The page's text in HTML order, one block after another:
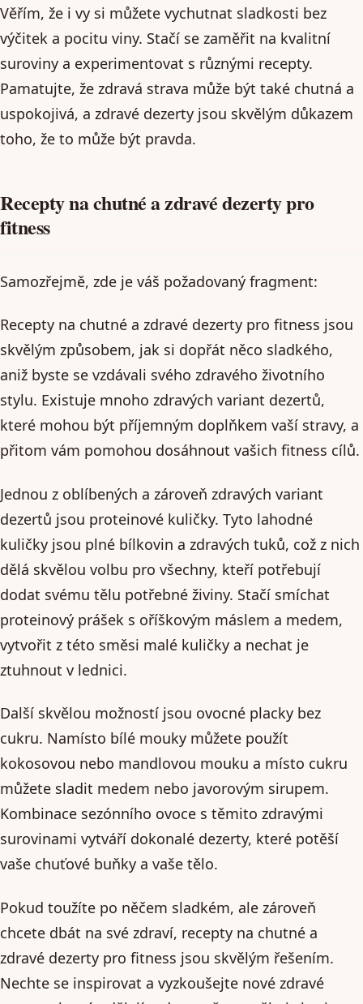
Věřím, že i vy si můžete vychutnat sladkosti bez
výčitek a pocitu viny. Stačí se zaměřit na kvalitní
suroviny a experimentovat s různými recepty.
Pamatujte, že zdravá strava může být také chutná a
uspokojivá, a zdravé dezerty jsou skvělým důkazem
toho, že to může být pravda.
Recepty na chutné a zdravé dezerty pro
fitness
Samozřejmě, zde je váš požadovaný fragment:
Recepty na chutné a zdravé dezerty pro fitness jsou
skvělým způsobem, jak si dopřát něco sladkého,
aniž byste se vzdávali svého zdravého životního
stylu. Existuje mnoho zdravých variant dezertů,
které mohou být příjemným doplňkem vaší stravy, a
přitom vám pomohou dosáhnout vašich fitness cílů.
Jednou z oblíbených a zároveň zdravých variant
dezertů jsou proteinové kuličky. Tyto lahodné
kuličky jsou plné bílkovin a zdravých tuků, což z nich
dělá skvělou volbu pro všechny, kteří potřebují
dodat svému tělu potřebné živiny. Stačí smíchat
proteinový prášek s oříškovým máslem a medem,
vytvořit z této směsi malé kuličky a nechat je
ztuhnout v lednici.
Další skvělou možností jsou ovocné placky bez
cukru. Namísto bílé mouky můžete použít
kokosovou nebo mandlovou mouku a místo cukru
můžete sladit medem nebo javorovým sirupem.
Kombinace sezónního ovoce s těmito zdravými
surovinami vytváří dokonalé dezerty, které potěší
vaše chuťové buňky a vaše tělo.
Pokud toužíte po něčem sladkém, ale zároveň
chcete dbát na své zdraví, recepty na chutné a
zdravé dezerty pro fitness jsou skvělým řešením.
Nechte se inspirovat a vyzkoušejte nové zdravé